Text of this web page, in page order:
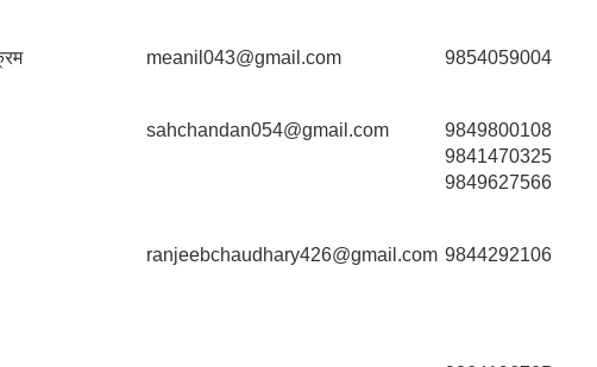
meanil043@gmail.com 9854059004
sahchandan054@gmail.com 9849800108
9841470325
9849627566
ranjeebchaudhary426@gmail.com 9844292106